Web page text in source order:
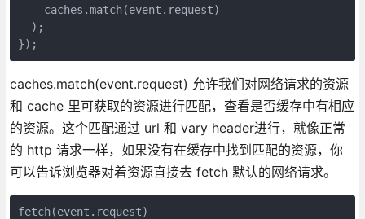
    caches.match(event.request)
  );
});
caches.match(event.request) 允许我们对网络请求的资源
和 cache 里可获取的资源进行匹配，查看是否缓存中有相应
的资源。这个匹配通过 url 和 vary header进行，就像正常
的 http 请求一样，如果没有在缓存中找到匹配的资源，你
可以告诉浏览器对着资源直接去 fetch 默认的网络请求。
fetch(event.request)